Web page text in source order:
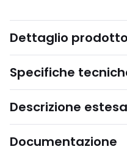
Dettaglio prodotto
Specifiche
Descrizione estesa
Documentazione